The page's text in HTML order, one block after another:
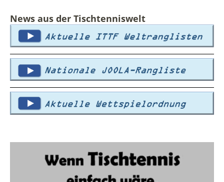
News aus der Tischtenniswelt